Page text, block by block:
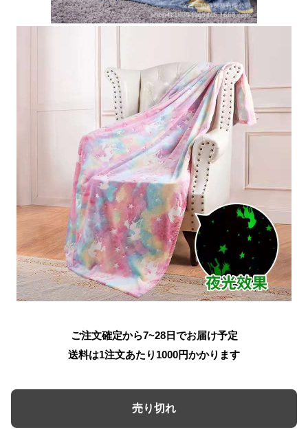
ご注文確定から7~28日でお届け予定
送料は1注文あたり 1000円かかります
売り切れ